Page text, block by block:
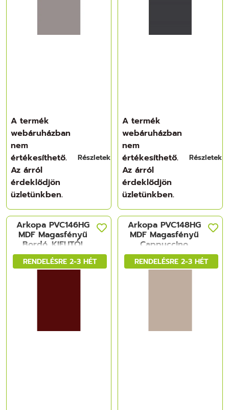
A termék
webáruházban
nem
értékesíthető.
Az árról
érdeklődjön
üzletünkben.
Részletek
A termék
webáruházban
nem
értékesíthető.
Az árról
érdeklődjön
üzletünkben.
Részletek
RENDELÉSRE 2-3 HÉT
Arkopa PVC146HG
MDF Magasfényű
Bordó_KIFUTÓ!
2800x1220x18 mm
RENDELÉSRE 2-3 HÉT
Arkopa PVC148HG
MDF Magasfényű
Cappuccino
2800x1220x18 mm